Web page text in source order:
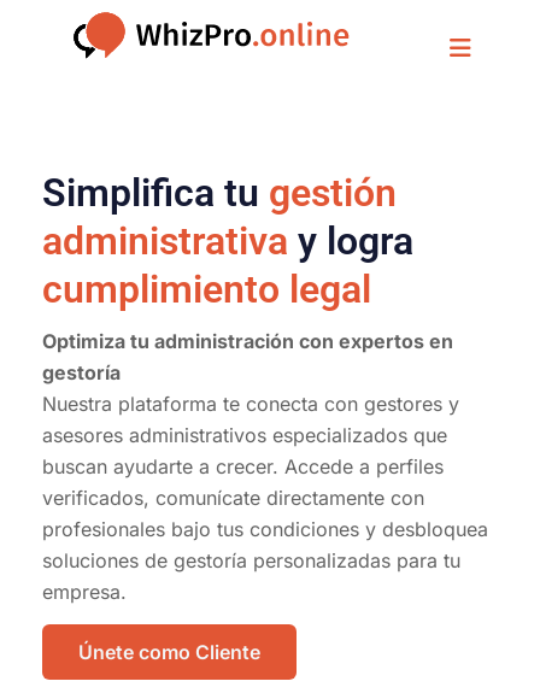
Simplifica tu gestión
administrativa y logra
cumplimiento legal
Optimiza tu administración con expertos en
gestoría
Nuestra plataforma te conecta con gestores y
asesores administrativos especializados que
buscan ayudarte a crecer. Accede a perfiles
verificados, comunícate directamente con
profesionales bajo tus condiciones y desbloquea
soluciones de gestoría personalizadas para tu
empresa.
Únete como Cliente